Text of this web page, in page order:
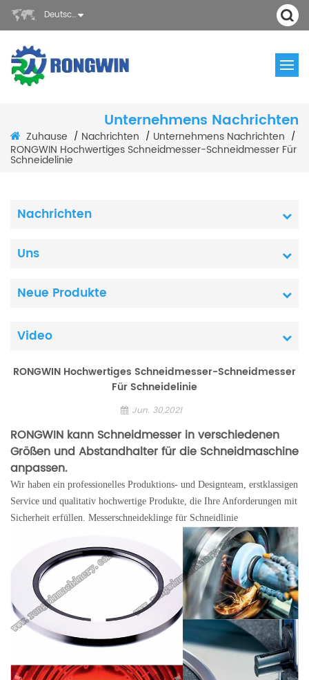
Deutsch
Unternehmens Nachrichten
Zuhause / Nachrichten / Unternehmens Nachrichten /
RONGWIN Hochwertiges Schneidmesser-Schneidmesser Für
Schneidelinie
Nachrichten
Uns
Neue Produkte
Video
RONGWIN Hochwertiges Schneidmesser-Schneidmesser
Für Schneidelinie
Jun. 30,2021
RONGWIN kann Schneidmesser in verschiedenen
Größen und Abstandhalter für die Schneidmaschine
anpassen.
Wir haben ein professionelles Produktions- und Designteam, erstklassigen
Service und qualitativ hochwertige Produkte, die Ihre Anforderungen mit
Sicherheit erfüllen. Messerschneideklinge für Schneidlinie